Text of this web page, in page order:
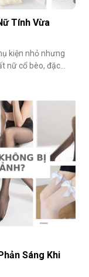
Tính Vừa
kiện nhỏ nhưng
nữ cổ bèo, đặc
làm sao để
Sáng Khi